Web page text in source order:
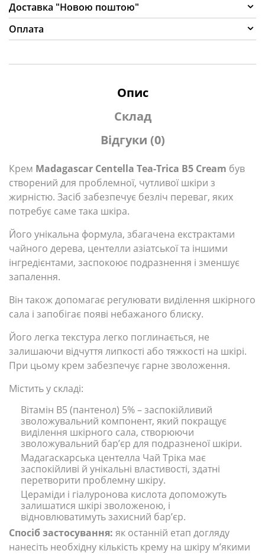
Доставка "Новою поштою"
Оплата
Опис
Склад
Відгуки (0)
Крем Madagascar Centella Tea-Trica B5 Cream був
створений для проблемної, чутливої шкіри з
жирністю. Засіб забезпечує безліч переваг, яких
потребує саме така шкіра.
Його унікальна формула, збагачена екстрактами
чайного дерева, центелли азіатської та іншими
інгредієнтами, заспокоює подразнення і зменшує
запалення.
Він також допомагає регулювати виділення шкірного
сала і запобігає появі небажаного блиску.
Його легка текстура легко поглинається, не
залишаючи відчуття липкості або тяжкості на шкірі.
При цьому крем забезпечує гарне зволоження.
Містить у складі:
Вітамін В5 (пантенол) 5% – заспокійливий
зволожувальний компонент, який покращує
виділення шкірного сала, створюючи
зволожувальний бар’єр для подразненої шкіри.
Мадагаскарська центелла Чай Тріка має
заспокійливі й унікальні властивості, здатні
перетворити проблемну шкіру.
Цераміди і гіалуронова кислота допоможуть
залишатися шкірі зволоженою, і
відновлюватимуть захисний бар’єр.
Спосіб застосування: як останній етап догляду
нанесіть необхідну кількість крему на шкіру м’якими